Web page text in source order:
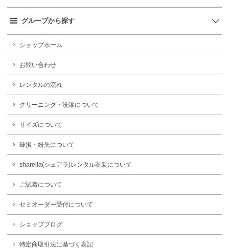
グループから探す
ショップホーム
お問い合わせ
レンタルの流れ
クリーニング・洗濯について
サイズについて
破損・紛失について
sharella(シェアラ)レンタル衣装について
ご試着について
セミオーダー受付について
ショップブログ
特定商取引法に基づく表記